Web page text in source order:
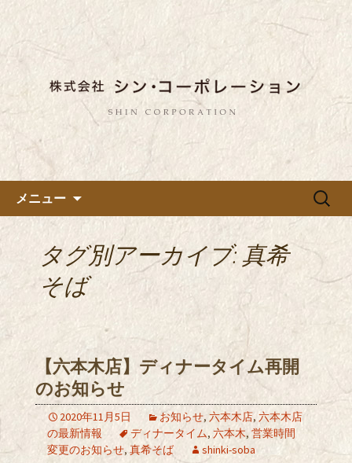
都内に5店舗展開している蕎麦
のお店「真希（しんき）」を運
営する「株式会社シン・コーポ
レーション」のブログ
東京都内に5店舗ある美味しい蕎麦のお
店「真希（しんき）」と運営の「株式
会社シン・コーポレーション」の新着
情報はこちら。店舗によって24時間営
業、宴会なども承っております。季節
のメニューも豊富にご用意。
メニュー
検
タグ別アーカイブ: 真希
そば
【六本木店】ディナータイム再開
のお知らせ
2020年11月5日 お知らせ, 六本木店, 六本木店
の最新情報
ディナータイム, 六本木, 営業時間
変更のお知らせ, 真希そば shinki-soba